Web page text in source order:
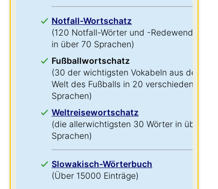
Notfall-Wortschatz
(120 Notfall-Wörter und -Redewendungen
in über 70 Sprachen)
Fußballwortschatz
(30 der wichtigsten Vokabeln aus der
Welt des Fußballs in 20 verschiedenen
Sprachen)
Weltreisewortschatz
(die allerwichtigsten 30 Wörter in über 60
Sprachen)
Slowakisch-Wörterbuch
(Über 15000 Einträge)